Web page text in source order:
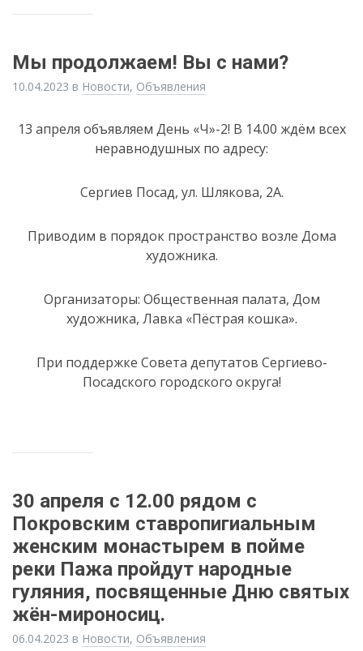
Мы продолжаем! Вы с нами?
10.04.2023 в Новости, Объявления
13 апреля объявляем День «Ч»-2! В 14.00 ждём всех
неравнодушных по адресу:
Сергиев Посад, ул. Шлякова, 2А.
Приводим в порядок пространство возле Дома
художника.
Организаторы: Общественная палата, Дом
художника, Лавка «Пёстрая кошка».
При поддержке Совета депутатов Сергиево-
Посадского городского округа!
30 апреля с 12.00 рядом с
Покровским ставропигиальным
женским монастырем в пойме
реки Пажа пройдут народные
гуляния, посвященные Дню святых
жён-мироносиц.
06.04.2023 в Новости, Объявления